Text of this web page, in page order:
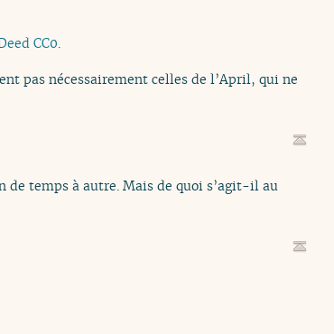
CC0
pas nécessairement celles de l’April, qui ne
temps à autre. Mais de quoi s’agit-il au